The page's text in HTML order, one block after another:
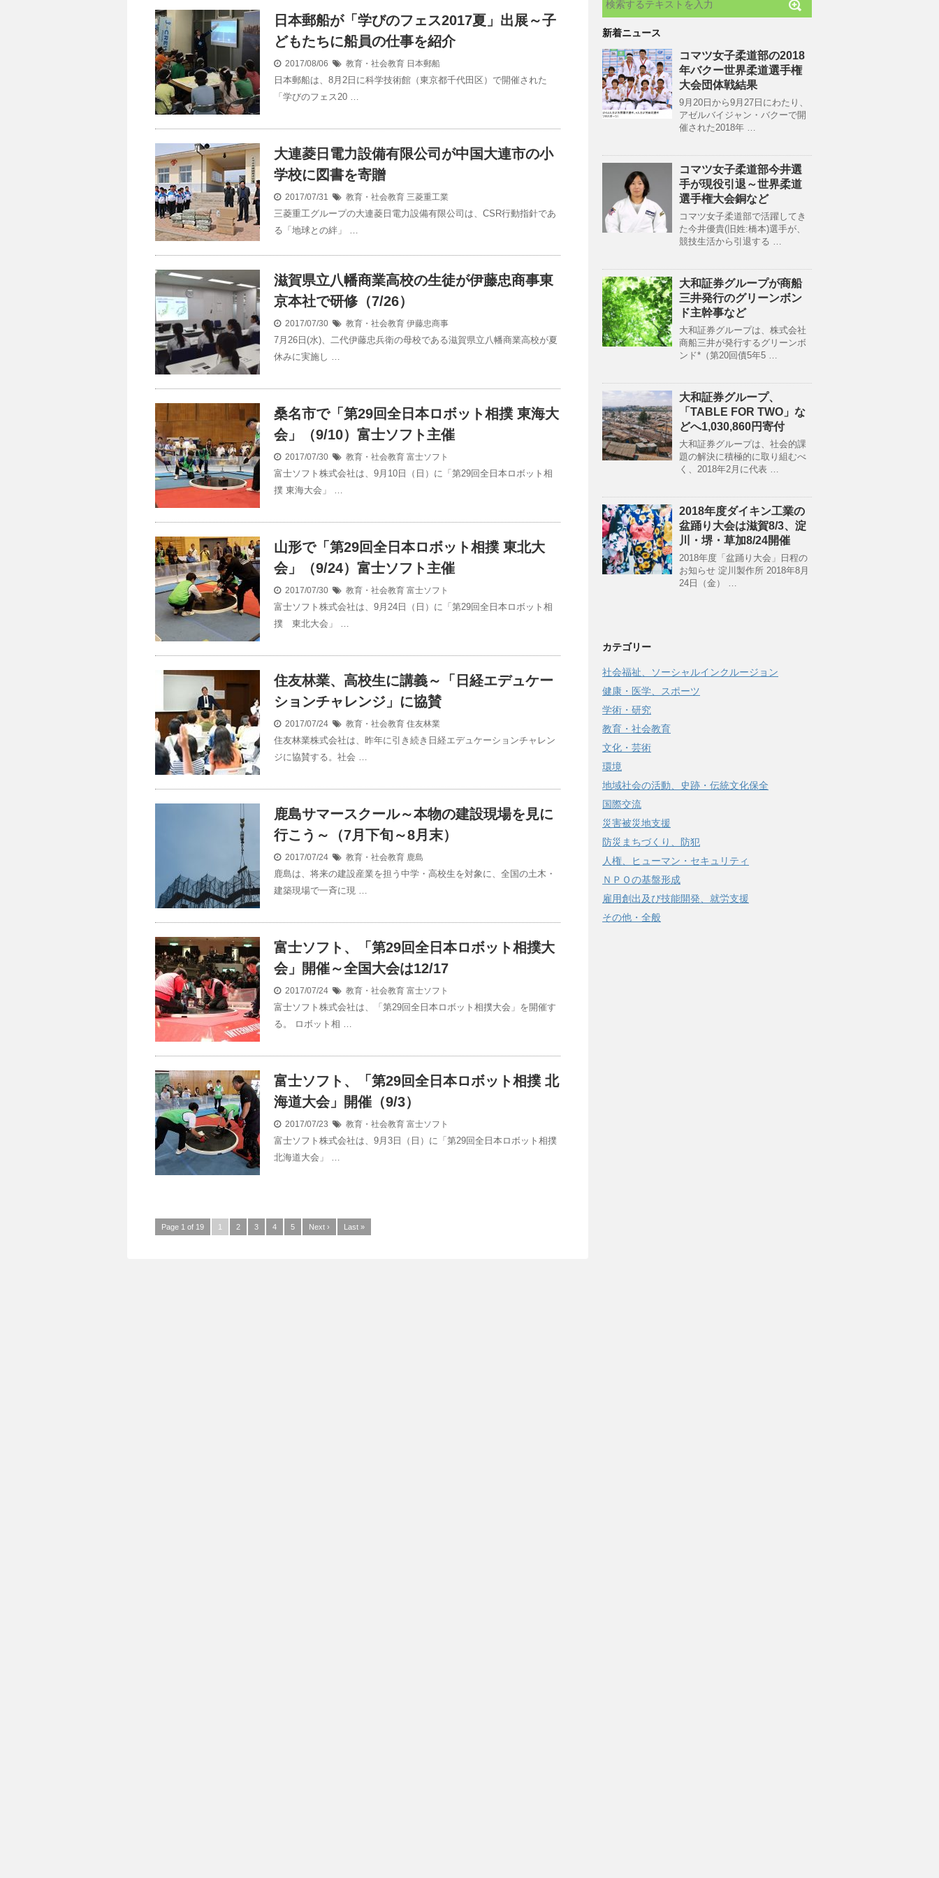
日本郵船が「学びのフェス2017夏」出展～子
どもたちに船員の仕事を紹介
2017/08/06 教育・社会教育 日本郵船
日本郵船は、8月2日に科学技術館（東京都千代田区）で開催された
「学びのフェス20 …
大連菱日電力設備有限公司が中国大連市の小
学校に図書を寄贈
2017/07/31 教育・社会教育 三菱重工業
三菱重工グループの大連菱日電力設備有限公司は、CSR行動指針であ
る「地球との絆」 …
滋賀県立八幡商業高校の生徒が伊藤忠商事東
京本社で研修（7/26）
2017/07/30 教育・社会教育 伊藤忠商事
7月26日(水)、二代伊藤忠兵衛の母校である滋賀県立八幡商業高校が夏
休みに実施し …
桑名市で「第29回全日本ロボット相撲 東海大
会」（9/10）富士ソフト主催
2017/07/30 教育・社会教育 富士ソフト
富士ソフト株式会社は、9月10日（日）に「第29回全日本ロボット相
撲 東海大会」 …
山形で「第29回全日本ロボット相撲 東北大
会」（9/24）富士ソフト主催
2017/07/30 教育・社会教育 富士ソフト
富士ソフト株式会社は、9月24日（日）に「第29回全日本ロボット相
撲 東北大会」 …
住友林業、高校生に講義～「日経エデュケー
ションチャレンジ」に協賛
2017/07/24 教育・社会教育 住友林業
住友林業株式会社は、昨年に引き続き日経エデュケーションチャレン
ジに協賛する。社会 …
鹿島サマースクール～本物の建設現場を見に
行こう～（7月下旬～8月末）
2017/07/24 教育・社会教育 鹿島
鹿島は、将来の建設産業を担う中学・高校生を対象に、全国の土木・
建築現場で一斉に現 …
富士ソフト、「第29回全日本ロボット相撲大
会」開催～全国大会は12/17
2017/07/24 教育・社会教育 富士ソフト
富士ソフト株式会社は、「第29回全日本ロボット相撲大会」を開催す
る。 ロボット相 …
富士ソフト、「第29回全日本ロボット相撲 北
海道大会」開催（9/3）
2017/07/23 教育・社会教育 富士ソフト
富士ソフト株式会社は、9月3日（日）に「第29回全日本ロボット相撲
北海道大会」 …
Page 1 of 19 1 2 3 4 5 Next › Last »
新着ニュース
コマツ女子柔道部の2018
年バクー世界柔道選手権
大会団体戦結果
9月20日から9月27日にわたり、
アゼルバイジャン・バクーで開
催された2018年 …
コマツ女子柔道部今井選
手が現役引退～世界柔道
選手権大会銅など
コマツ女子柔道部で活躍してき
た今井優貴(旧姓:橋本)選手が、
競技生活から引退する …
大和証券グループが商船
三井発行のグリーンボン
ド主幹事など
大和証券グループは、株式会社
商船三井が発行するグリーンボ
ンド*（第20回債5年5 …
大和証券グループ、
「TABLE FOR TWO」な
どへ1,030,860円寄付
大和証券グループは、社会的課
題の解決に積極的に取り組むべ
く、2018年2月に代表 …
2018年度ダイキン工業の
盆踊り大会は滋賀8/3、淀
川・堺・草加8/24開催
2018年度「盆踊り大会」日程の
お知らせ 淀川製作所 2018年8月
24日（金） …
カテゴリー
社会福祉、ソーシャルインクルージョン
健康・医学、スポーツ
学術・研究
教育・社会教育
文化・芸術
環境
地域社会の活動、史跡・伝統文化保全
国際交流
災害被災地支援
防災まちづくり、防犯
人権、ヒューマン・セキュリティ
ＮＰＯの基盤形成
雇用創出及び技能開発、就労支援
その他・全般